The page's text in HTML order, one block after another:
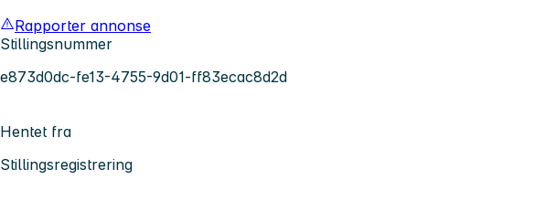
Rapporter annonse
Stillingsnummer
e873d0dc-fe13-4755-9d01-ff83ecac8d2d
Hentet fra
Stillingsregistrering